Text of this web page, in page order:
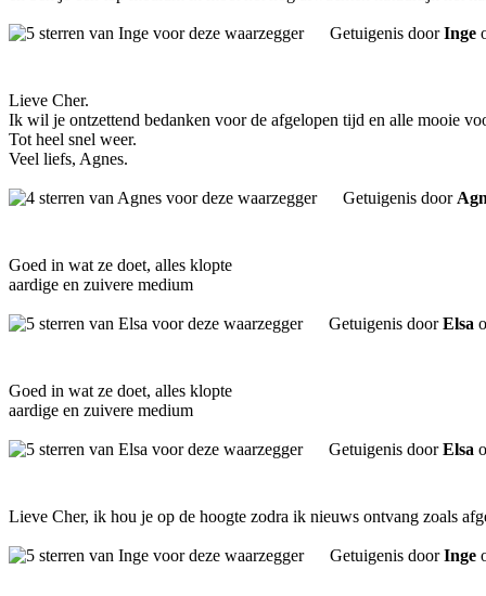
Getuigenis doorInge
Lieve Cher.
Ik wil je ontzettend bedanken voor de afgelopen tijd en alle mooie
Tot heel snel weer.
Veel liefs, Agnes.
Getuigenis door
Goed in wat ze doet, alles klopte
aardige en zuivere medium
Getuigenis doorElsa
Goed in wat ze doet, alles klopte
aardige en zuivere medium
Getuigenis doorElsa
Lieve Cher, ik hou je op de hoogte zodra ik nieuws ontvang zoals
Getuigenis doorInge